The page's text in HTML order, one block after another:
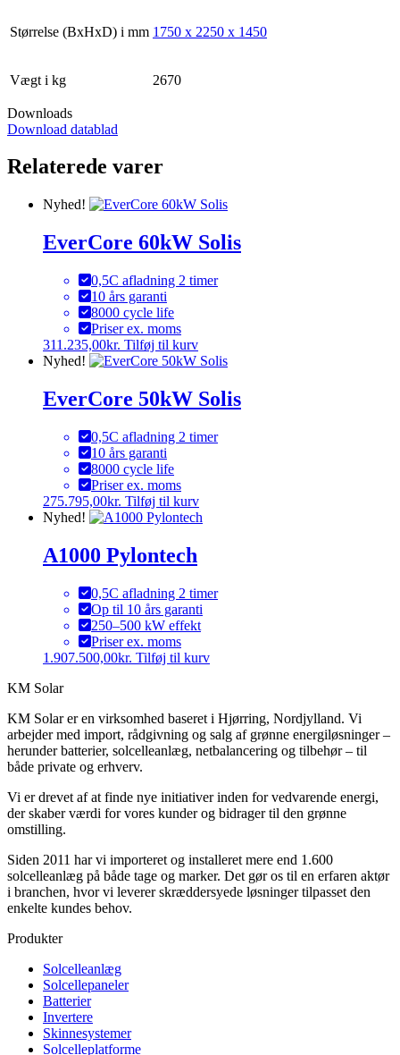
Størrelse (BxHxD) i mm 1750 x 2250 x 1450
Vægt i kg 2670
Downloads
Download datablad
Relaterede varer
Nyhed!
EverCore 60kW Solis
0,5C afladning 2 timer
10 års garanti
8000 cycle life
Priser ex. moms
311.235,00kr. Tilføj til kurv
Nyhed!
EverCore 50kW Solis
0,5C afladning 2 timer
10 års garanti
8000 cycle life
Priser ex. moms
275.795,00kr. Tilføj til kurv
Nyhed!
A1000 Pylontech
0,5C afladning 2 timer
Op til 10 års garanti
250–500 kW effekt
Priser ex. moms
1.907.500,00kr. Tilføj til kurv
KM Solar
KM Solar er en virksomhed baseret i Hjørring, Nordjylland. Vi
arbejder med import, rådgivning og salg af grønne energiløsninger –
herunder batterier, solcelleanlæg, netbalancering og tilbehør – til
både private og erhverv.
Vi er drevet af at finde nye initiativer inden for vedvarende energi,
der skaber værdi for vores kunder og bidrager til den grønne
omstilling.
Siden 2011 har vi importeret og installeret mere end 1.600
solcelleanlæg på både tage og marker. Det gør os til en erfaren aktør
i branchen, hvor vi leverer skræddersyede løsninger tilpasset den
enkelte kundes behov.
Produkter
Solcelleanlæg
Solcellepaneler
Batterier
Invertere
Skinnesystemer
Solcelleplatforme